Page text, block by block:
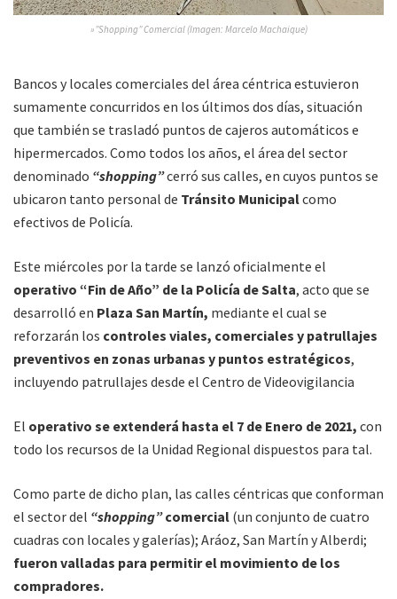
»”Shopping” Comercial (Imagen: Marcelo Machaique)
Bancos y locales comerciales del área céntrica estuvieron
sumamente concurridos en los últimos dos días, situación
que también se trasladó puntos de cajeros automáticos e
hipermercados. Como todos los años, el área del sector
denominado “shopping”cerró sus calles, en cuyos puntos se
ubicaron tanto personal de Tránsito Municipalcomo
efectivos de Policía.
Este miércoles por la tarde se lanzó oficialmente el
operativo “Fin de Año” de la Policía de Salta, acto que se
desarrolló en Plaza San Martín, mediante el cual se
reforzarán los controles viales, comerciales y patrullajes
preventivos en zonas urbanas y puntos estratégicos,
incluyendo patrullajes desde el Centro de Videovigilancia
El operativo se extenderá hasta el 7 de Enero de 2021, con
todo los recursos de la Unidad Regional dispuestos para tal.
Como parte de dicho plan, las calles céntricas que conforman
el sector del “shopping”comercial (un conjunto de cuatro
cuadras con locales y galerías); Aráoz, San Martín y Alberdi;
fueron valladas para permitir el movimiento de los
compradores.